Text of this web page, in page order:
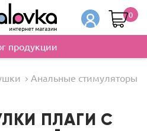
0
продукции
Анальные стимуляторы
ПЛАГИ С